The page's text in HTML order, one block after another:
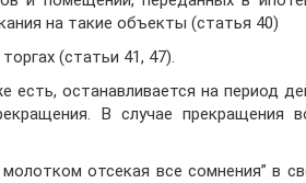
на такие объекты (статья 40)
(статьи 41, 47).
есть, останавливается на период
В случае прекращения
молотком отсекая все сомнения” в